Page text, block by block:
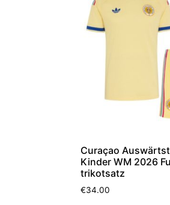
Curaçao
Kinder WM 2026
trikotsatz
€34.00